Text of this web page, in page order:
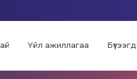
Үйл ажиллагаа